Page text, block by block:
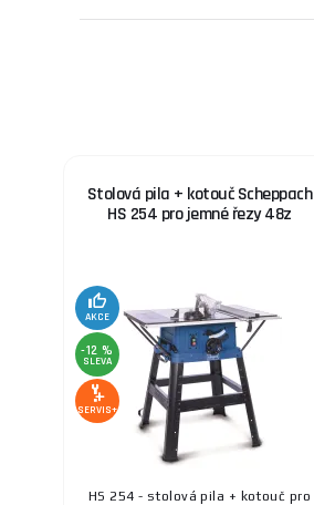
Stolová pila + kotouč Scheppach
HS 254 pro jemné řezy 48z
AKCE
-12 %
SLEVA
SERVIS+
HS 254 - stolová pila + kotouč pro